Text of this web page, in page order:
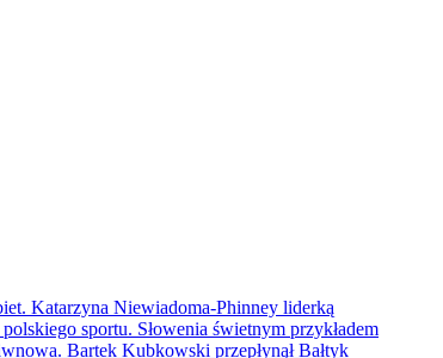
Katarzyna Niewiadoma-Phinney liderką
sportu. Słowenia świetnym przykładem
Bartek Kubkowski przepłynął Bałtyk